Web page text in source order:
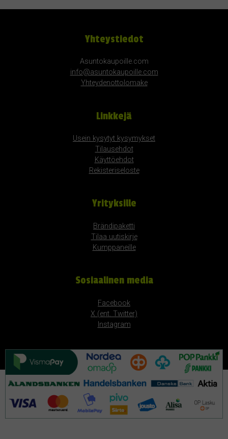
Yhteystiedot
Asuntokaupoille.com
info@asuntokaupoille.com
Yhteydenottolomake
Linkkejä
Usein kysytyt kysymykset
Tilausehdot
Käyttöehdot
Rekisteriseloste
Yrityksille
Brändipaketti
Tilaa uutiskirje
Kumppaneille
Sosiaalinen media
Facebook
X (ent. Twitter)
Instagram